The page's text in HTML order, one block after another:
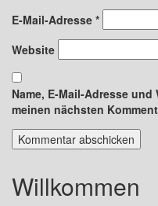
E-Mail-Adresse *
Website
Name, E-Mail-Adresse
meinen nächsten
Willkommen